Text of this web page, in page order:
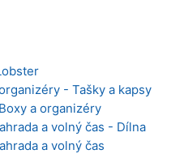
- Tašky a kapsy
a organizéry
a volný čas - Dílna
a volný čas